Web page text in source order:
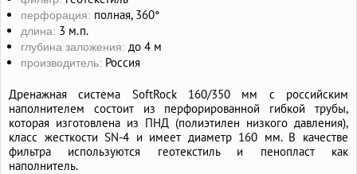
перфорация: полная, 360°
длина: 3 м.п.
глубина заложения: до 4 м
производитель: Россия
Дренажная система SoftRock 160/350 мм c российским
наполнителем состоит из перфорированной гибкой трубы,
которая изготовлена из ПНД (полиэтилен низкого давления),
класс жесткости SN-4 и имеет диаметр 160 мм. В качестве
фильтра используются геотекстиль и пенопласт как
наполнитель.